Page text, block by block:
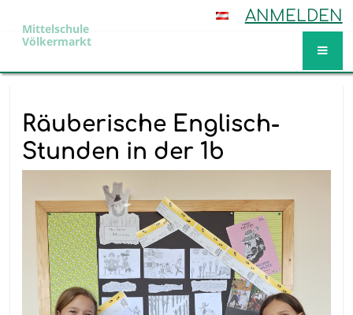
ANMELDEN
Mittelschule
Völkermarkt
Räuberische Englisch-
Stunden in der 1b ​​​​​​​